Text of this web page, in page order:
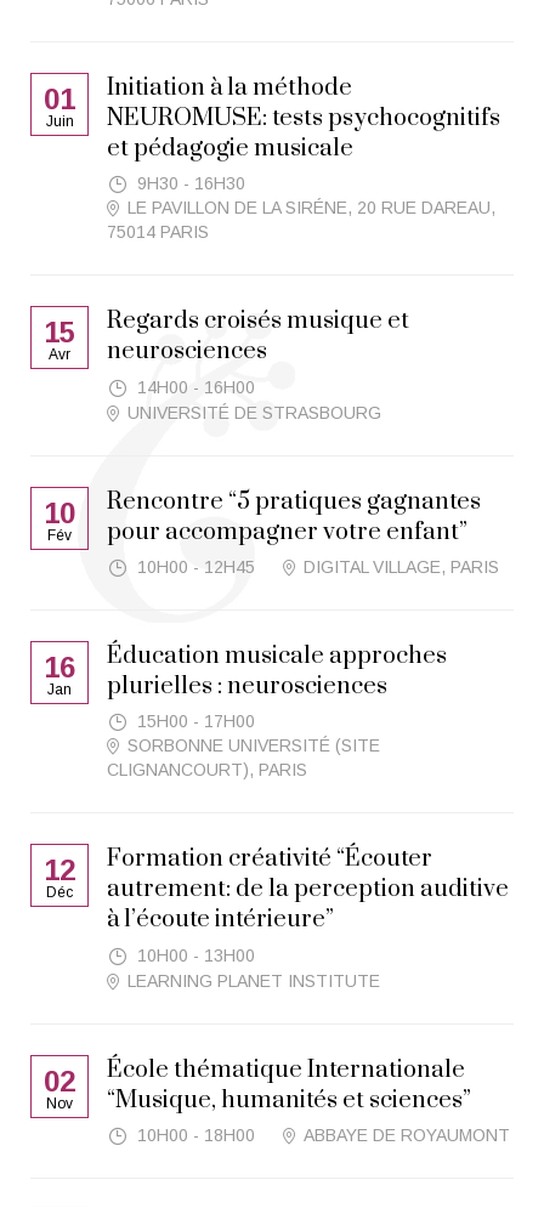
01
Juin
Initiation à la méthode
NEUROMUSE: tests psychocognitifs
et pédagogie musicale
9H30 - 16H30
LE PAVILLON DE LA SIRÉNE, 20 RUE DAREAU,
75014 PARIS
15
Avr
Regards croisés musique et
neurosciences
14H00 - 16H00
UNIVERSITÉ DE STRASBOURG
10
Fév
Rencontre “5 pratiques gagnantes
pour accompagner votre enfant”
10H00 - 12H45 DIGITAL VILLAGE, PARIS
16
Jan
Éducation musicale approches
plurielles : neurosciences
15H00 - 17H00
SORBONNE UNIVERSITÉ (SITE
CLIGNANCOURT), PARIS
12
Déc
Formation créativité “Écouter
autrement: de la perception auditive
à l’écoute intérieure”
10H00 - 13H00
LEARNING PLANET INSTITUTE
02
Nov
École thématique Internationale
“Musique, humanités et sciences”
10H00 - 18H00 ABBAYE DE ROYAUMONT